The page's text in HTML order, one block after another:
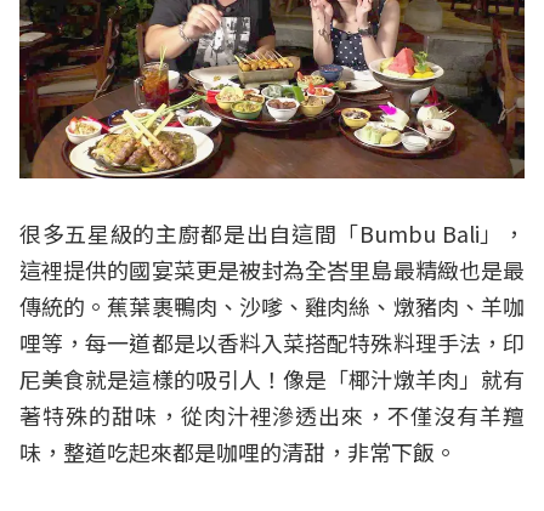
很多五星級的主廚都是出自這間「Bumbu Bali」，
這裡提供的國宴菜更是被封為全峇里島最精緻也是最
傳統的。蕉葉裹鴨肉、沙嗲、雞肉絲、燉豬肉、羊咖
哩等，每一道都是以香料入菜搭配特殊料理手法，印
尼美食就是這樣的吸引人！像是「椰汁燉羊肉」就有
著特殊的甜味，從肉汁裡滲透出來，不僅沒有羊羶
味，整道吃起來都是咖哩的清甜，非常下飯。